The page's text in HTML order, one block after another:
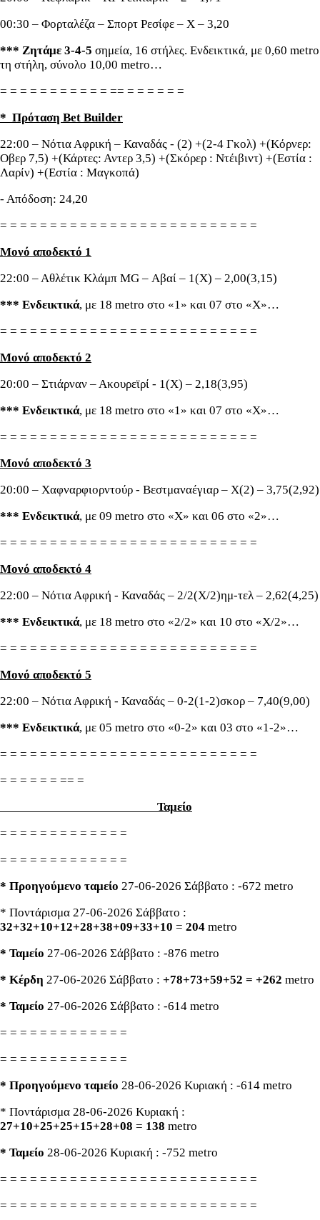
00:30 – Φορταλέζα – Σπορτ Ρεσίφε – Χ – 3,20
*** Ζητάμε 3-4-5 σημεία, 16 στήλες. Ενδεικτικά, με 0,60 metro
τη στήλη, σύνολο 10,00 metro…
= = = = = = = = = = = == = = = = = =
* Πρόταση Bet Builder
22:00 – Νότια Αφρική – Καναδάς - (2) +(2-4 Γκολ) +(Κόρνερ:
Οβερ 7,5) +(Κάρτες: Αντερ 3,5) +(Σκόρερ : Ντέιβιντ) +(Εστία :
Λαρίν) +(Εστία : Μαγκοπά)
- Απόδοση: 24,20
= = = = = = = = = = = = = = = = = = = = = = = = = =
Μονό αποδεκτό 1
22:00 – Αθλέτικ Κλάμπ MG – Αβαί – 1(Χ) – 2,00(3,15)
*** Ενδεικτικά, με 18 metro στο «1» και 07 στο «Χ»…
= = = = = = = = = = = = = = = = = = = = = = = = = =
Μονό αποδεκτό 2
20:00 – Στιάρναν – Ακουρεϊρί - 1(Χ) – 2,18(3,95)
*** Ενδεικτικά, με 18 metro στο «1» και 07 στο «Χ»…
= = = = = = = = = = = = = = = = = = = = = = = = = =
Μονό αποδεκτό 3
20:00 – Χαφναρφιορντούρ - Βεστμαναέγιαρ – Χ(2) – 3,75(2,92)
*** Ενδεικτικά, με 09 metro στο «Χ» και 06 στο «2»…
= = = = = = = = = = = = = = = = = = = = = = = = = =
Μονό αποδεκτό 4
22:00 – Νότια Αφρική - Καναδάς – 2/2(Χ/2)ημ-τελ – 2,62(4,25)
*** Ενδεικτικά, με 18 metro στο «2/2» και 10 στο «Χ/2»…
= = = = = = = = = = = = = = = = = = = = = = = = = =
Μονό αποδεκτό 5
22:00 – Νότια Αφρική - Καναδάς – 0-2(1-2)σκορ – 7,40(9,00)
*** Ενδεικτικά, με 05 metro στο «0-2» και 03 στο «1-2»…
= = = = = = = = = = = = = = = = = = = = = = = = = =
= = = = = = == =
Ταμείο
= = = = = = = = = = = = =
= = = = = = = = = = = = =
* Προηγούμενο ταμείο 27-06-2026 Σάββατο : -672 metro
* Ποντάρισμα 27-06-2026 Σάββατο :
32+32+10+12+28+38+09+33+10 = 204 metro
* Ταμείο 27-06-2026 Σάββατο : -876 metro
* Κέρδη 27-06-2026 Σάββατο : +78+73+59+52 = +262 metro
* Ταμείο 27-06-2026 Σάββατο : -614 metro
= = = = = = = = = = = = =
= = = = = = = = = = = = =
* Προηγούμενο ταμείο 28-06-2026 Κυριακή : -614 metro
* Ποντάρισμα 28-06-2026 Κυριακή :
27+10+25+25+15+28+08 = 138 metro
* Ταμείο 28-06-2026 Κυριακή : -752 metro
= = = = = = = = = = = = = = = = = = = = = = = = = =
= = = = = = = = = = = = = = = = = = = = = = = = = =